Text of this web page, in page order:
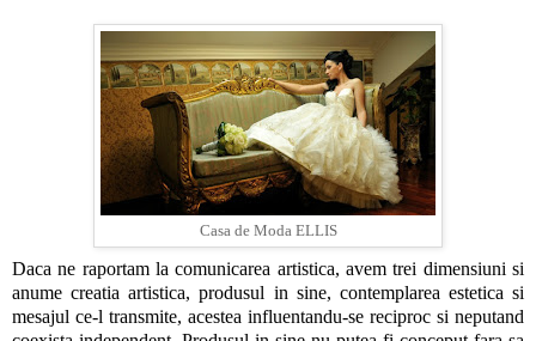
Casa de Moda ELLIS
Daca ne raportam la comunicarea artistica, avem trei dimensiuni si
anume creatia artistica, produsul in sine, contemplarea estetica si
mesajul ce-l transmite, acestea influentandu-se reciproc si neputand